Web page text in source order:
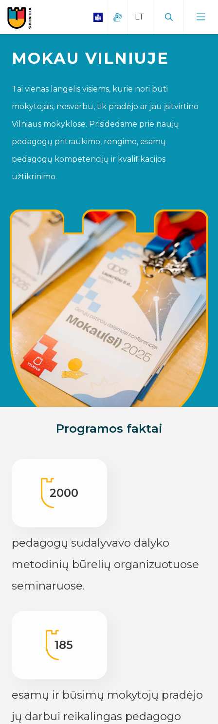
MOKAU VILNIUJE
Tai vienas langelis visiems, kurie nori būti
mokytojais, nesvarbu, tik pradėjo ar jau įsitvirtino
Vilniaus mokyklose. Prisidedame prie naujų
pedagogų pritraukimo, rengimo, esamų
pedagogų kompetencijų ir kvalifikacijos
užtikrinimo.
Programos faktai
2000
pedagogų sudalyvavo dalyko
metodinių būrelių organizuotuose
seminaruose.
185
esamų ir būsimų mokytojų pradėjo
jų darbui reikalingas pedagogo